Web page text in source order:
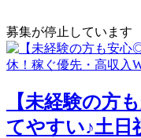
募集が停止しています
【未経験の方
てやすい♪土日